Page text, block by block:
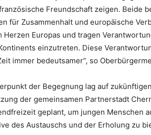
Freundschaft zeigen. Beide
für Zusammenhalt und europäische
Herzen Europas und tragen
einzutreten. Diese
immer bedeutsamer“, so
der Begegnung lag auf
der gemeinsamen Partnerstadt
geplant, um jungen Menschen
des Austauschs und der Erholung zu